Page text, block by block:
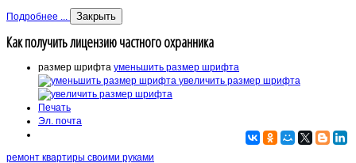
Подробнее ... Закрыть
Как получить лицензию частного охранника
размер шрифта уменьшить размер шрифта
увеличить размер шрифта
Печать
Эл. почта
ремонт квартиры своими руками